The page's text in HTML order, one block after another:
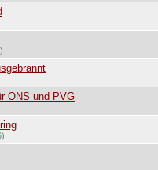
ONS und PVG